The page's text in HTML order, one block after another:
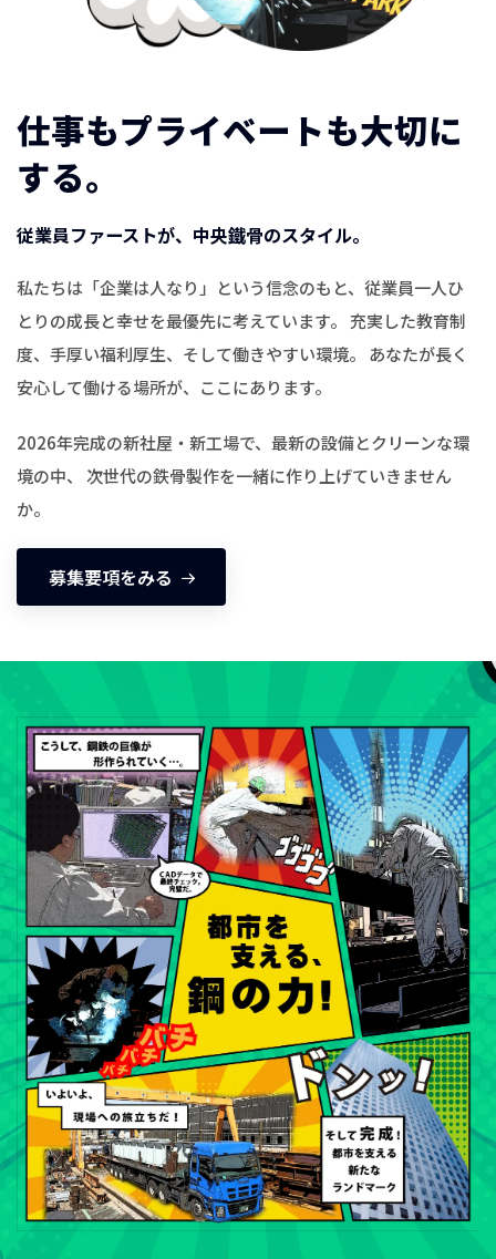
仕事もプライベートも大切に
する。
従業員ファーストが、中央鐵骨のスタイル。
私たちは「企業は人なり」という信念のもと、従業員一人ひ
とりの成長と幸せを最優先に考えています。 充実した教育制
度、手厚い福利厚生、そして働きやすい環境。 あなたが長く
安心して働ける場所が、ここにあります。
2026年完成の新社屋・新工場で、最新の設備とクリーンな環
境の中、 次世代の鉄骨製作を一緒に作り上げていきません
か。
募集要項をみる